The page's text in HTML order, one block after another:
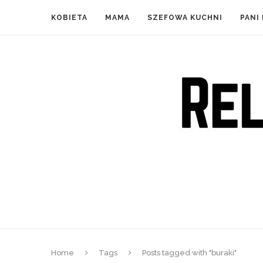
KOBIETA MAMA SZEFOWA KUCHNI PANI
Home Tags Posts tagged with "buraki"